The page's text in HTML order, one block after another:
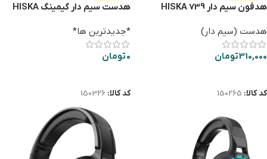
هدفون سيم دار HISKA 739
هدست (سیم دار)
310,000تومان
کد کالا: 150265
هدست سیم دار گیمینگ HISKA
*جدیدترین ها*
0تومان
کد کالا: 150326